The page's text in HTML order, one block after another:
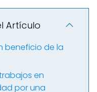
Artículo
beneficio de la
en
por una